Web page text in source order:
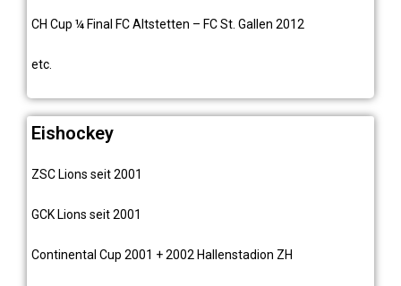
CH Cup ¼ Final FC Altstetten – FC St. Gallen 2012
etc.
Eishockey
ZSC Lions seit 2001
GCK Lions seit 2001
Continental Cup 2001 + 2002 Hallenstadion ZH